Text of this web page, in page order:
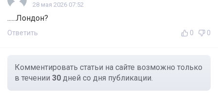
28 мая 2026 07:52
......Лондон?
Ответить 0 0
Комментировать статьи на сайте возможно только
в течении 30 дней со дня публикации.